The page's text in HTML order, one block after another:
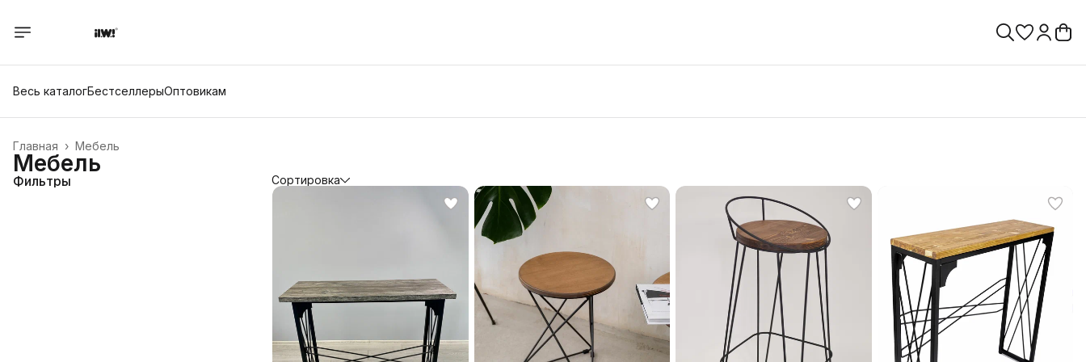
Весь каталогБестселлерыОптовикам
Мебель
Главная ›
Мебель
Фильтры Сортировка